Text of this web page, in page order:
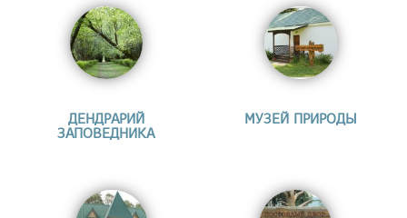
ДЕНДРАРИЙ
ЗАПОВЕДНИКА
МУЗЕЙ ПРИРОДЫ